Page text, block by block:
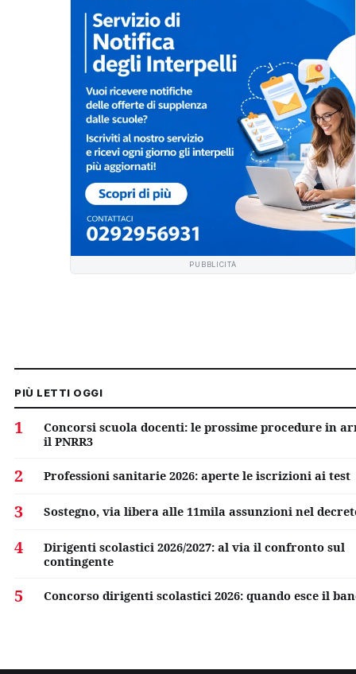
PUBBLICITÀ
PIÙ LETTI OGGI
1
Concorsi scuola docenti: le prossime procedure in
il PNRR3
2 Professioni sanitarie 2026: aperte le iscrizioni ai test
3 Sostegno, via libera alle 11mila assunzioni nel
4
Dirigenti scolastici 2026/2027: al via il confronto sul
contingente
5 Concorso dirigenti scolastici 2026: quando esce il